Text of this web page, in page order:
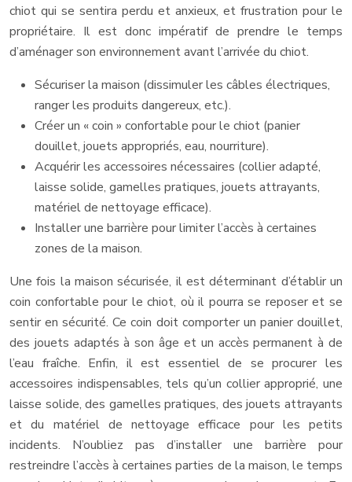
chiot qui se sentira perdu et anxieux, et frustration pour le
propriétaire. Il est donc impératif de prendre le temps
d’aménager son environnement avant l’arrivée du chiot.
Sécuriser la maison (dissimuler les câbles électriques,
ranger les produits dangereux, etc.).
Créer un « coin » confortable pour le chiot (panier
douillet, jouets appropriés, eau, nourriture).
Acquérir les accessoires nécessaires (collier adapté,
laisse solide, gamelles pratiques, jouets attrayants,
matériel de nettoyage efficace).
Installer une barrière pour limiter l’accès à certaines
zones de la maison.
Une fois la maison sécurisée, il est déterminant d’établir un
coin confortable pour le chiot, où il pourra se reposer et se
sentir en sécurité. Ce coin doit comporter un panier douillet,
des jouets adaptés à son âge et un accès permanent à de
l’eau fraîche. Enfin, il est essentiel de se procurer les
accessoires indispensables, tels qu’un collier approprié, une
laisse solide, des gamelles pratiques, des jouets attrayants
et du matériel de nettoyage efficace pour les petits
incidents. N’oubliez pas d’installer une barrière pour
restreindre l’accès à certaines parties de la maison, le temps